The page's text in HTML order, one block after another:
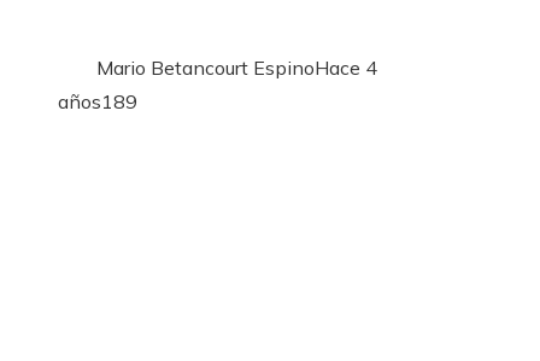
Mario Betancourt EspinoHace 4
años189